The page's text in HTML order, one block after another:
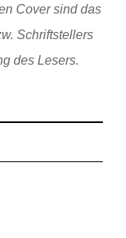
Cover sind das
Schriftstellers
des Lesers.